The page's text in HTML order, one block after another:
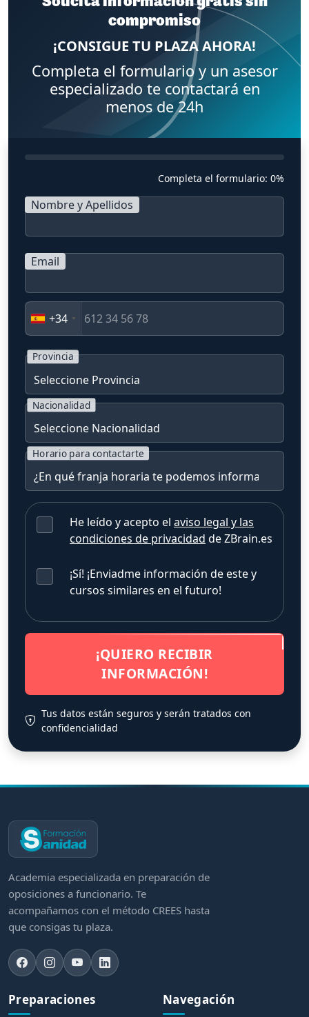
compromiso
¡CONSIGUE TU PLAZA AHORA!
Completa el formulario y un asesor
especializado te contactará en
menos de 24h
Completa el formulario: 0%
Nombre y Apellidos
Email
+34
Provincia
Nacionalidad
Horario para contactarte
He leído y acepto el aviso legal y las
condiciones de privacidad de ZBrain.es
¡Sí! ¡Enviadme información de este y
cursos similares en el futuro!
¡QUIERO RECIBIR
INFORMACIÓN!
Tus datos están seguros y serán tratados con
confidencialidad
Academia especializada en preparación de
oposiciones a funcionario. Te
acompañamos con el método CREES hasta
que consigas tu plaza.
Preparaciones Navegación